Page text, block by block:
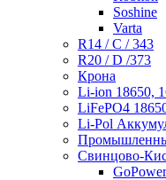
Soshine
Varta
R14 / C / 343
R20 / D /373
Крона
Li-ion 18650,
LiFePO4
Li-Pol
Свинцово-
GoPower